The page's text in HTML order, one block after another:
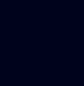
34
35